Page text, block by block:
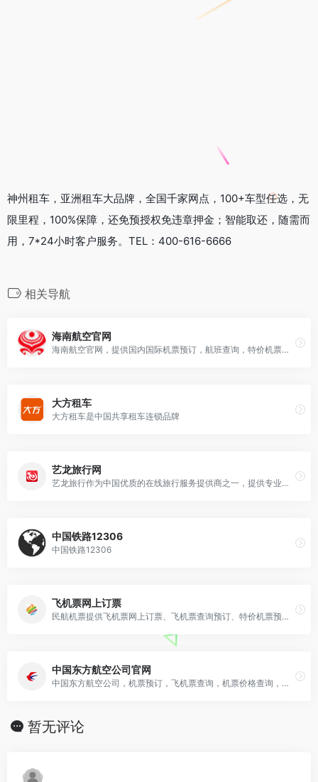
神州租车，亚洲租车大品牌，全国千家网点，100+车型任选，无
限里程，100%保障，还免预授权免违章押金；智能取还，随需而
用，7*24小时客户服务。TEL：400-616-6666
相关导航
海南航空官网
海南航空官网，提供国内国际机票预订，航班查询，特价机票打折机票预订，机加酒预定，金鹏会员服务等
大方租车
大方租车是中国共享租车连锁品牌
艺龙旅行网
艺龙旅行作为中国优质的在线旅行服务提供商之一，提供专业的酒店住宿预订、机票、火车票等全方位的旅行产品预订服务
中国铁路12306
中国铁路12306
飞机票网上订票
民航机票提供飞机票网上订票、飞机票查询预订、特价机票预订、机票网上订票、飞机票订票、航班查询
中国东方航空公司官网
中国东方航空公司，机票预订，飞机票查询，机票价格查询，打折特价机票
暂无评论